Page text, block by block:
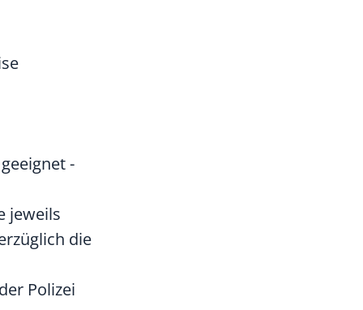
-
jeweils
die
Polizei